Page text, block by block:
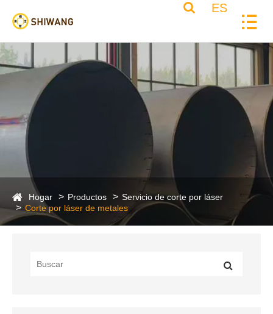
ES
Hogar Productos
Servicio de corte por láser
Corte por láser de metales